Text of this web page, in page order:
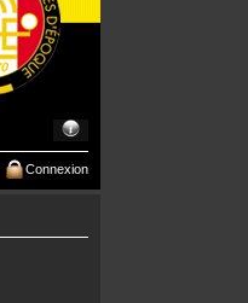
Connexion